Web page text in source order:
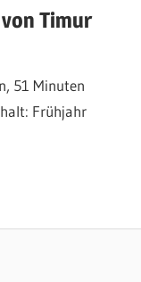
Timur
51 Minuten
Frühjahr